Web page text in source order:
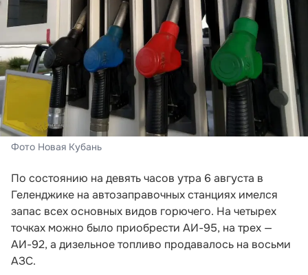
Фото Новая Кубань
По состоянию на девять часов утра 6 августа в
Геленджике на автозаправочных станциях имелся
запас всех основных видов горючего. На четырех
точках можно было приобрести АИ-95, на трех —
АИ-92, а дизельное топливо продавалось на восьми
АЗС.